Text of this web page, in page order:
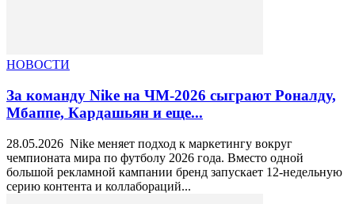
НОВОСТИ
За команду Nike на ЧМ-2026 сыграют Роналду,
Мбаппе, Кардашьян и еще...
28.05.2026 Nike меняет подход к маркетингу вокруг
чемпионата мира по футболу 2026 года. Вместо одной
большой рекламной кампании бренд запускает 12-недельную
серию контента и коллабораций...